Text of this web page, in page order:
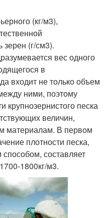
(кг/м3),
зерен (г/см3).
вес одного
в
входит не только объем
ними, поэтому
крупнозернистого песка
величин,
материалам. В первом
плотности песка,
составляет
1800кг/м3.